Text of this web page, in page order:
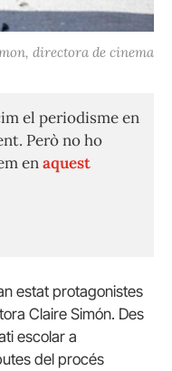
directora de cinema
el periodisme en
Però no ho
enaquest
estat protagonistes
Claire Simón. Des
escolar a
del procés